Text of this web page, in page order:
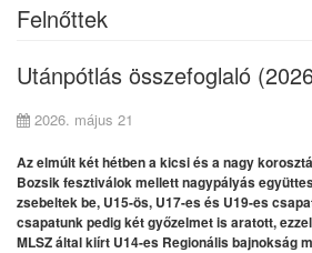
Felnőttek
Utánpótlás összefoglaló
2026. május 21
Az elmúlt két hétben a kicsi és a nagy
Bozsik fesztiválok mellett nagypályás
zsebeltek be, U15-ös, U17-es és U19-es
csapatunk pedig két győzelmet is aratott,
MLSZ által kiírt U14-es Regionális bajnokság